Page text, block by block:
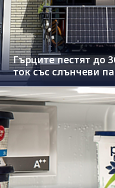
Гърците пестят до
ток със слънчеви